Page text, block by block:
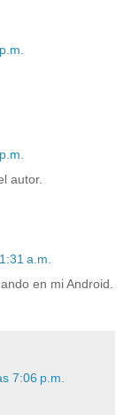
autor.
a.m.
en mi Android.
7:06 p.m.